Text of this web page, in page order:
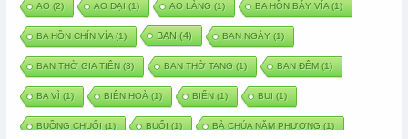
AO (2) AO DẠI (1) AO LÀNG (1) BA HỒN BẢY VÍA(1)
BA HỒN CHÍN VÍA(1) BAN (4) BAN NGÀY (1)
BAN THỜ GIA TIÊN (3) BAN THỜ TANG (1) BAN ĐÊM(1)
BA VÌ (1) BIÊN HOÀ (1) BIỂN (1) BUI (1)
BUỒNG CHUỐI (1) BUỔI (1) BÀ CHÚA NĂM PHƯƠNG (1)